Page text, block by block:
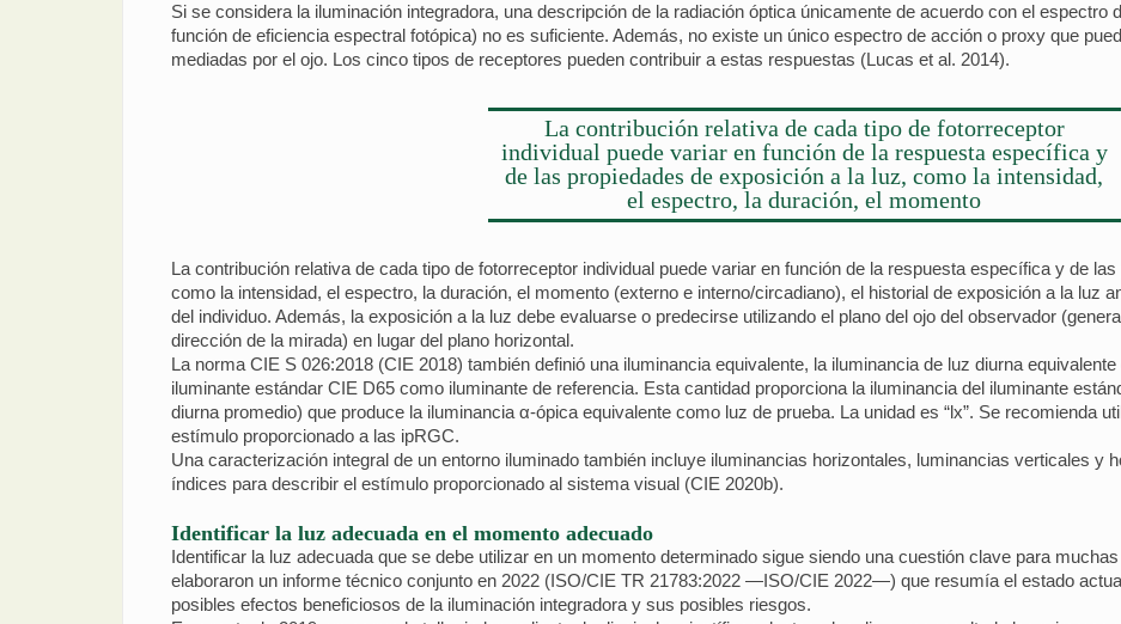
Si se considera la iluminación integradora, una descripción de la radiación óptica únicamente de acuerdo con el espectro
función de eficiencia espectral fotópica) no es suficiente. Además, no existe un único espectro de acción o proxy que
mediadas por el ojo. Los cinco tipos de receptores pueden contribuir a estas respuestas (Lucas et al. 2014).
La contribución relativa de cada tipo de fotorreceptor
individual puede variar en función de la respuesta específica y
de las propiedades de exposición a la luz, como la intensidad,
el espectro, la duración, el momento
La contribución relativa de cada tipo de fotorreceptor individual puede variar en función de la respuesta específica y de
como la intensidad, el espectro, la duración, el momento (externo e interno/circadiano), el historial de exposición a la luz
del individuo. Además, la exposición a la luz debe evaluarse o predecirse utilizando el plano del ojo del observador
dirección de la mirada) en lugar del plano horizontal.
La norma CIE S 026:2018 (CIE 2018) también definió una iluminancia equivalente, la iluminancia de luz diurna
iluminante estándar CIE D65 como iluminante de referencia. Esta cantidad proporciona la iluminancia del iluminante
diurna promedio) que produce la iluminancia α-ópica equivalente como luz de prueba. La unidad es “lx”. Se recomienda
estímulo proporcionado a las ipRGC.
Una caracterización integral de un entorno iluminado también incluye iluminancias horizontales, luminancias verticales y
índices para describir el estímulo proporcionado al sistema visual (CIE 2020b).
Identificar la luz adecuada en el momento adecuado
Identificar la luz adecuada que se debe utilizar en un momento determinado sigue siendo una cuestión clave para
elaboraron un informe técnico conjunto en 2022 (ISO/CIE TR 21783:2022 —ISO/CIE 2022—) que resumía el estado
posibles efectos beneficiosos de la iluminación integradora y sus posibles riesgos.